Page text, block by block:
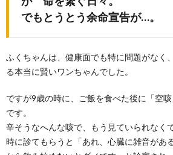
でもとうとう余命宣告が…。
ふくちゃんは、健康面でも特に問題がなく
る本当に賢いワンちゃんでした。
ですが9歳の時に、ご飯を食べた後に「空
です。
辛そうなへんな咳で、もう見ていられなく
時に診てもらうと「あれ、心臓に雑音があ